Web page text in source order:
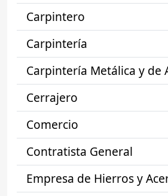
Carpintero
Carpintería
Carpintería Metálica y de
Cerrajero
Comercio
Contratista General
Empresa de Hierros y